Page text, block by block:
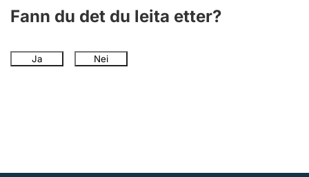
Fann du det du leita etter?
Ja Nei